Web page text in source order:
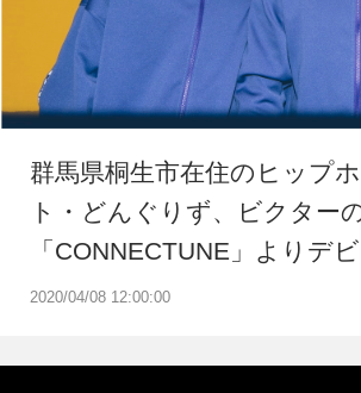
2020/04/08 12:00:00
群馬県桐生市在住のヒップ
ト・どんぐりず、ビクター
「CONNECTUNE」よりデ